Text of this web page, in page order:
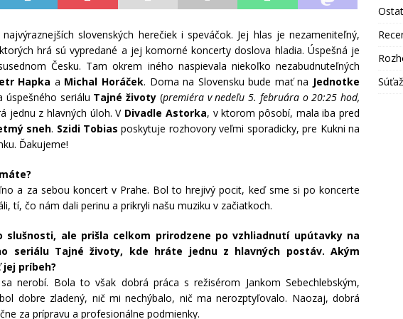
slovenských herečiek i speváčok. Jej hlas je nezameniteľný,
hrá sú vypredané a jej komorné koncerty doslova hladia. Úspešná je
Česku. Tam okrem iného naspievala niekoľko nezabudnuteľných
Hapka a Michal Horáček. Doma na Slovensku bude mať na Jednotke
úspešného seriálu Tajné životy (premiéra v nedeľu 5. februára o 20:25 hod,
jednu z hlavných úloh. V Divadle Astorka, v ktorom pôsobí, mala iba pred
sneh. Szidi Tobias poskytuje rozhovory veľmi sporadicky, pre Kukni na
Ďakujeme!
a za sebou koncert v Prahe. Bol to hrejivý pocit, keď sme si po koncerte
tí, čo nám dali perinu a prikryli našu muziku v začiatkoch.
ale prišla celkom prirodzene po vzhliadnutí upútavky na
seriálu Tajné životy, kde hráte jednu z hlavných postáv. Akým
príbeh?
nerobí. Bola to však dobrá práca s režisérom Jankom Sebechlebským,
dobre zladený, nič mi nechýbalo, nič ma nerozptyľovalo. Naozaj, dobrá
za prípravu a profesionálne podmienky.
Súťaž